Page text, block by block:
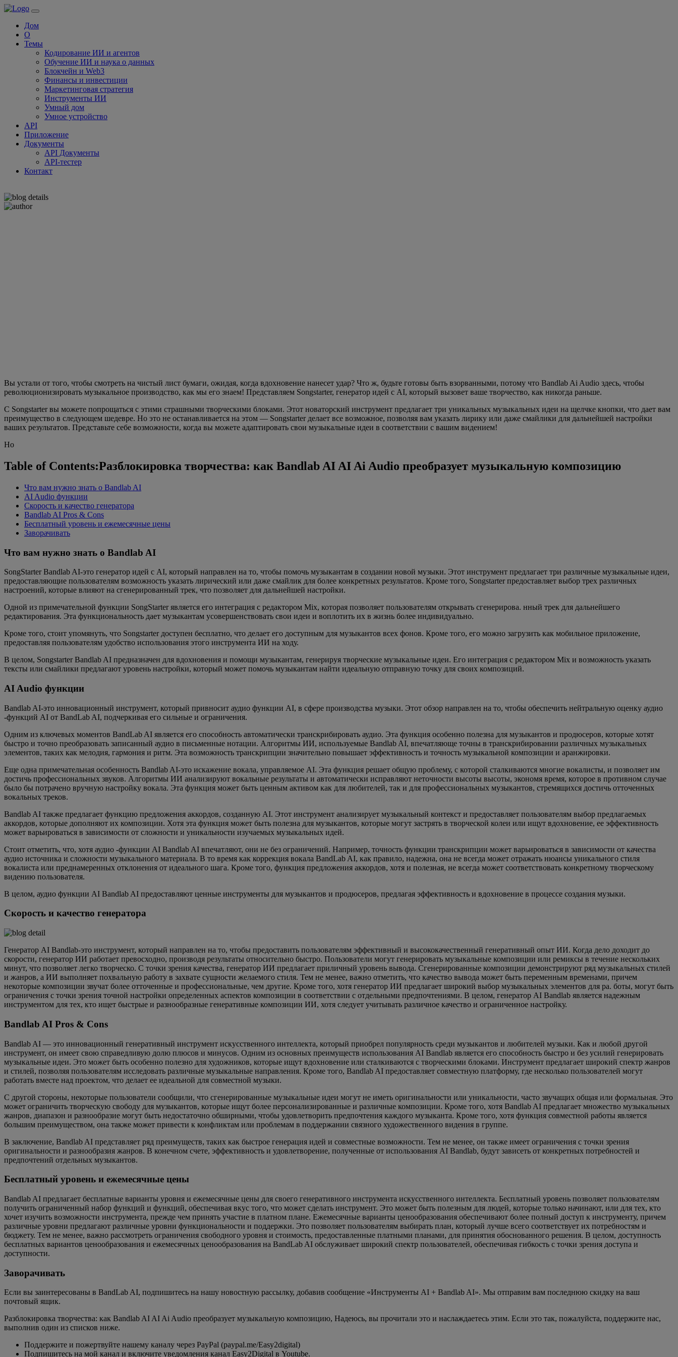
Дом
О
Темы
Кодирование ИИ и агентов
Обучение ИИ и наука о данных
Блокчейн и Web3
Финансы и инвестиции
Маркетинговая стратегия
Инструменты ИИ
Умный дом
Умное устройство
API
Приложение
Документы
API Документы
API-тестер
Контакт
Вы устали от того, чтобы смотреть на чистый лист бумаги, ожидая, когда вдохновение нанесет удар? Что ж, будьте готовы быть взорванными, потому что Bandlab Ai Audio здесь, чтобы
революционизировать музыкальное производство, как мы его знаем! Представляем Songstarter, генератор идей с AI, который вызовет ваше творчество, как никогда раньше.
С Songstarter вы можете попрощаться с этими страшными творческими блоками. Этот новаторский инструмент предлагает три уникальных музыкальных идеи на щелчке кнопки, что дает вам
преимущество в следующем шедевре. Но это не останавливается на этом — Songstarter делает все возможное, позволяя вам указать лирику или даже смайлики для дальнейшей настройки
ваших результатов. Представьте себе возможности, когда вы можете адаптировать свои музыкальные идеи в соответствии с вашим видением!
Но
Table of Contents:Разблокировка творчества: как Bandlab AI AI Ai Audio преобразует музыкальную композицию
Что вам нужно знать о Bandlab AI
AI Audio функции
Скорость и качество генератора
Bandlab AI Pros & Cons
Бесплатный уровень и ежемесячные цены
Заворачивать
Что вам нужно знать о Bandlab AI
SongStarter Bandlab AI-это генератор идей с AI, который направлен на то, чтобы помочь музыкантам в создании новой музыки. Этот инструмент предлагает три различные музыкальные идеи,
предоставляющие пользователям возможность указать лирический или даже смайлик для более конкретных результатов. Кроме того, Songstarter предоставляет выбор трех различных
настроений, которые влияют на сгенерированный трек, что позволяет для дальнейшей настройки.
Одной из примечательной функции SongStarter является его интеграция с редактором Mix, которая позволяет пользователям открывать сгенерирова. нный трек для дальнейшего
редактирования. Эта функциональность дает музыкантам усовершенствовать свои идеи и воплотить их в жизнь более индивидуально.
Кроме того, стоит упомянуть, что Songstarter доступен бесплатно, что делает его доступным для музыкантов всех фонов. Кроме того, его можно загрузить как мобильное приложение,
предоставляя пользователям удобство использования этого инструмента ИИ на ходу.
В целом, Songstarter Bandlab AI предназначен для вдохновения и помощи музыкантам, генерируя творческие музыкальные идеи. Его интеграция с редактором Mix и возможность указать
тексты или смайлики предлагают уровень настройки, который может помочь музыкантам найти идеальную отправную точку для своих композиций.
AI Audio функции
Bandlab AI-это инновационный инструмент, который привносит аудио функции AI, в сфере производства музыки. Этот обзор направлен на то, чтобы обеспечить нейтральную оценку аудио
-функций AI от BandLab AI, подчеркивая его сильные и ограничения.
Одним из ключевых моментов BandLab AI является его способность автоматически транскрибировать аудио. Эта функция особенно полезна для музыкантов и продюсеров, которые хотят
быстро и точно преобразовать записанный аудио в письменные нотации. Алгоритмы ИИ, используемые Bandlab AI, впечатляюще точны в транскрибировании различных музыкальных
элементов, таких как мелодия, гармония и ритм. Эта возможность транскрипции значительно повышает эффективность и точность музыкальной композиции и аранжировки.
Еще одна примечательная особенность Bandlab AI-это искажение вокала, управляемое AI. Эта функция решает общую проблему, с которой сталкиваются многие вокалисты, и позволяет им
достичь профессиональных звуков. Алгоритмы ИИ анализируют вокальные результаты и автоматически исправляют неточности высоты высоты, экономя время, которое в противном случае
было бы потрачено вручную настройку вокала. Эта функция может быть ценным активом как для любителей, так и для профессиональных музыкантов, стремящихся достичь отточенных
вокальных треков.
Bandlab AI также предлагает функцию предложения аккордов, созданную AI. Этот инструмент анализирует музыкальный контекст и предоставляет пользователям выбор предлагаемых
аккордов, которые дополняют их композиции. Хотя эта функция может быть полезна для музыкантов, которые могут застрять в творческой колеи или ищут вдохновение, ее эффективность
может варьироваться в зависимости от сложности и уникальности изучаемых музыкальных идей.
Стоит отметить, что, хотя аудио -функции AI Bandlab AI впечатляют, они не без ограничений. Например, точность функции транскрипции может варьироваться в зависимости от качества
аудио источника и сложности музыкального материала. В то время как коррекция вокала BandLab AI, как правило, надежна, она не всегда может отражать нюансы уникального стиля
вокалиста или преднамеренных отклонения от идеального шага. Кроме того, функция предложения аккордов, хотя и полезная, не всегда может соответствовать конкретному творческому
видению пользователя.
В целом, аудио функции AI Bandlab AI предоставляют ценные инструменты для музыкантов и продюсеров, предлагая эффективность и вдохновение в процессе создания музыки.
Скорость и качество генератора
Генератор AI Bandlab-это инструмент, который направлен на то, чтобы предоставить пользователям эффективный и высококачественный генеративный опыт ИИ. Когда дело доходит до
скорости, генератор ИИ работает превосходно, производя результаты относительно быстро. Пользователи могут генерировать музыкальные композиции или ремиксы в течение нескольких
минут, что позволяет легко творческо. С точки зрения качества, генератор ИИ предлагает приличный уровень вывода. Сгенерированные композиции демонстрируют ряд музыкальных стилей
и жанров, а ИИ выполняет похвальную работу в захвате сущности желаемого стиля. Тем не менее, важно отметить, что качество вывода может быть переменным временами, причем
некоторые композиции звучат более отточенные и профессиональные, чем другие. Кроме того, хотя генератор ИИ предлагает широкий выбор музыкальных элементов для ра. боты, могут быть
ограничения с точки зрения точной настройки определенных аспектов композиции в соответствии с отдельными предпочтениями. В целом, генератор AI Bandlab является надежным
инструментом для тех, кто ищет быстрые и разнообразные генеративные композиции ИИ, хотя следует учитывать различное качество и ограниченное настройку.
Bandlab AI Pros & Cons
Bandlab AI — это инновационный генеративный инструмент искусственного интеллекта, который приобрел популярность среди музыкантов и любителей музыки. Как и любой другой
инструмент, он имеет свою справедливую долю плюсов и минусов. Одним из основных преимуществ использования AI Bandlab является его способность быстро и без усилий генерировать
музыкальные идеи. Это может быть особенно полезно для художников, которые ищут вдохновение или сталкиваются с творческими блоками. Инструмент предлагает широкий спектр жанров
и стилей, позволяя пользователям исследовать различные музыкальные направления. Кроме того, Bandlab AI предоставляет совместную платформу, где несколько пользователей могут
работать вместе над проектом, что делает ее идеальной для совместной музыки.
С другой стороны, некоторые пользователи сообщили, что сгенерированные музыкальные идеи могут не иметь оригинальности или уникальности, часто звучащих общая или формальная. Это
может ограничить творческую свободу для музыкантов, которые ищут более персонализированные и различные композиции. Кроме того, хотя Bandlab AI предлагает множество музыкальных
жанров, диапазон и разнообразие могут быть недостаточно обширными, чтобы удовлетворить предпочтения каждого музыканта. Кроме того, хотя функция совместной работы является
большим преимуществом, она также может привести к конфликтам или проблемам в поддержании связного художественного видения в группе.
В заключение, Bandlab AI представляет ряд преимуществ, таких как быстрое генерация идей и совместные возможности. Тем не менее, он также имеет ограничения с точки зрения
оригинальности и разнообразия жанров. В конечном счете, эффективность и удовлетворение, полученные от использования AI Bandlab, будут зависеть от конкретных потребностей и
предпочтений отдельных музыкантов.
Бесплатный уровень и ежемесячные цены
Bandlab AI предлагает бесплатные варианты уровня и ежемесячные цены для своего генеративного инструмента искусственного интеллекта. Бесплатный уровень позволяет пользователям
получить ограниченный набор функций и функций, обеспечивая вкус того, что может сделать инструмент. Это может быть полезным для людей, которые только начинают, или для тех, кто
хочет изучить возможности инструмента, прежде чем принять участие в платном плане. Ежемесячные варианты ценообразования обеспечивают более полный доступ к инструменту, причем
различные уровни предлагают различные уровни функциональности и поддержки. Это позволяет пользователям выбирать план, который лучше всего соответствует их потребностям и
бюджету. Тем не менее, важно рассмотреть ограничения свободного уровня и стоимость, предоставленные платными планами, для принятия обоснованного решения. В целом, доступность
бесплатных вариантов ценообразования и ежемесячных ценообразования на BandLab AI обслуживает широкий спектр пользователей, обеспечивая гибкость с точки зрения доступа и
доступности.
Заворачивать
Если вы заинтересованы в BandLab AI, подпишитесь на нашу новостную рассылку, добавив сообщение «Инструменты AI + Bandlab AI». Мы отправим вам последнюю скидку на ваш
почтовый ящик.
Разблокировка творчества: как Bandlab AI AI Ai Audio преобразует музыкальную композицию, Надеюсь, вы прочитали это и наслаждаетесь этим. Если это так, пожалуйста, поддержите нас,
выполнив один из списков ниже.
Поддержите и пожертвуйте нашему каналу через PayPal (paypal.me/Easy2digital)
Подпишитесь на мой канал и включите уведомления канал Easy2Digital в Youtube.